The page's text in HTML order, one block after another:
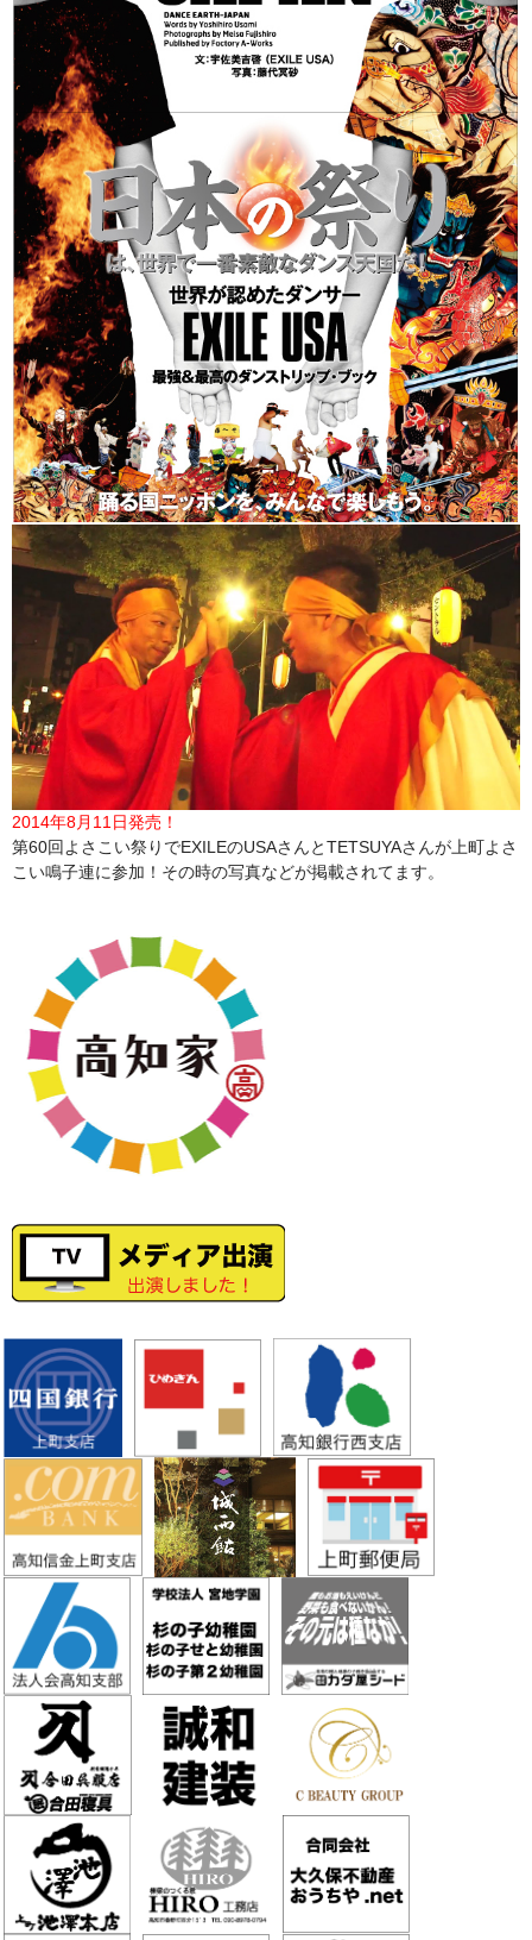
2014年8月11日発売！
第60回よさこい祭りでEXILEのUSAさんとTETSUYAさんが上町よさ
こい鳴子連に参加！その時の写真などが掲載されてます。